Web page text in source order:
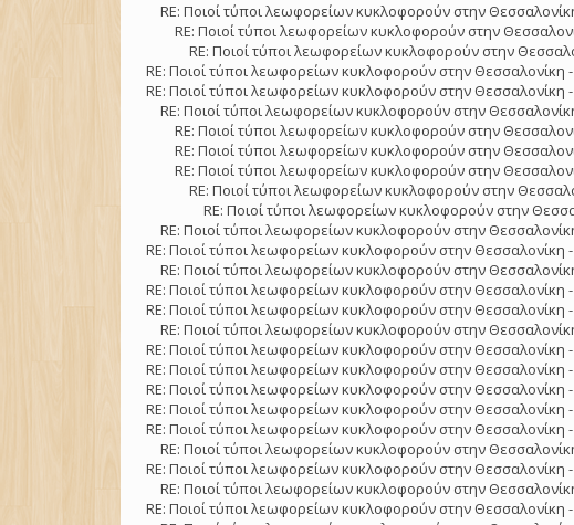
RE: Ποιοί τύποι λεωφορείων κυκλοφορούν στην
RE: Ποιοί τύποι λεωφορείων κυκλοφορούν στην
RE: Ποιοί τύποι λεωφορείων κυκλοφορούν στην
RE: Ποιοί τύποι λεωφορείων κυκλοφορούν στην Θεσσαλονίκη -
RE: Ποιοί τύποι λεωφορείων κυκλοφορούν στην Θεσσαλονίκη -
RE: Ποιοί τύποι λεωφορείων κυκλοφορούν στην
RE: Ποιοί τύποι λεωφορείων κυκλοφορούν στην
RE: Ποιοί τύποι λεωφορείων κυκλοφορούν στην
RE: Ποιοί τύποι λεωφορείων κυκλοφορούν στην
RE: Ποιοί τύποι λεωφορείων κυκλοφορούν στην
RE: Ποιοί τύποι λεωφορείων κυκλοφορούν στην
RE: Ποιοί τύποι λεωφορείων κυκλοφορούν στην
RE: Ποιοί τύποι λεωφορείων κυκλοφορούν στην Θεσσαλονίκη -
RE: Ποιοί τύποι λεωφορείων κυκλοφορούν στην
RE: Ποιοί τύποι λεωφορείων κυκλοφορούν στην Θεσσαλονίκη -
RE: Ποιοί τύποι λεωφορείων κυκλοφορούν στην Θεσσαλονίκη -
RE: Ποιοί τύποι λεωφορείων κυκλοφορούν στην
RE: Ποιοί τύποι λεωφορείων κυκλοφορούν στην Θεσσαλονίκη -
RE: Ποιοί τύποι λεωφορείων κυκλοφορούν στην Θεσσαλονίκη -
RE: Ποιοί τύποι λεωφορείων κυκλοφορούν στην Θεσσαλονίκη -
RE: Ποιοί τύποι λεωφορείων κυκλοφορούν στην Θεσσαλονίκη -
RE: Ποιοί τύποι λεωφορείων κυκλοφορούν στην Θεσσαλονίκη -
RE: Ποιοί τύποι λεωφορείων κυκλοφορούν στην
RE: Ποιοί τύποι λεωφορείων κυκλοφορούν στην Θεσσαλονίκη -
RE: Ποιοί τύποι λεωφορείων κυκλοφορούν στην
RE: Ποιοί τύποι λεωφορείων κυκλοφορούν στην Θεσσαλονίκη -